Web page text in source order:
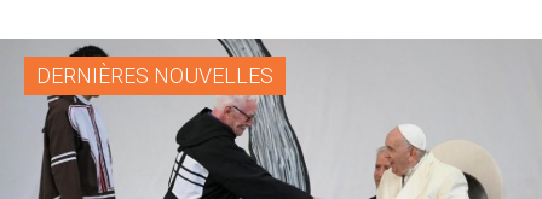
DERNIÈRES NOUVELLES